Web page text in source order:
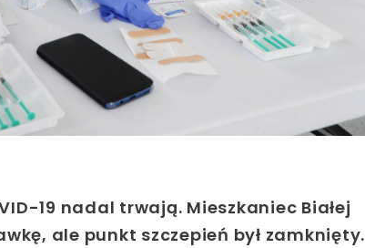
19 nadal trwają. Mieszkaniec Białej
ale punkt szczepień był zamknięty.